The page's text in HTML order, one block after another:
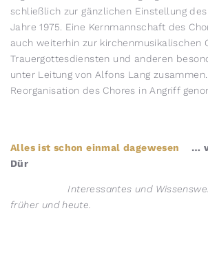
schließlich zur gänzlichen Einstellung
Jahre 1975. Eine Kernmannschaft des
auch weiterhin zur kirchenmusikalischen
Trauergottesdiensten und anderen
unter Leitung von Alfons Lang
Reorganisation des Chores in Angriff
Alles ist schon einmal dagewesen …
Dür
Interessantes und
früher und heute.